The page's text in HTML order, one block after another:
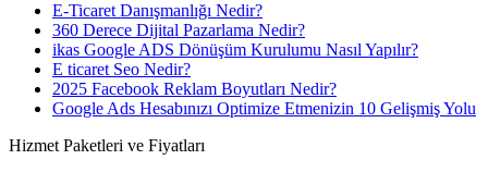
E-Ticaret Danışmanlığı Nedir?
360 Derece Dijital Pazarlama Nedir?
ikas Google ADS Dönüşüm Kurulumu Nasıl Yapılır?
E ticaret Seo Nedir?
2025 Facebook Reklam Boyutları Nedir?
Google Ads Hesabınızı Optimize Etmenizin 10 Gelişmiş Yolu
Hizmet Paketleri ve Fiyatları